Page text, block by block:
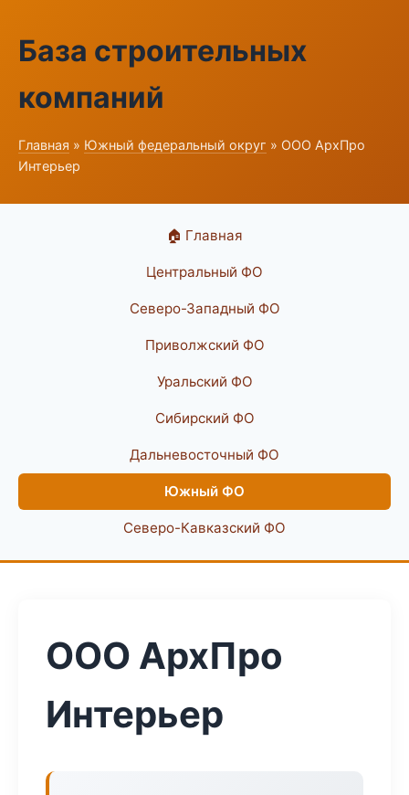
База строительных
компаний
Главная » Южный федеральный округ » ООО АрхПро
Интерьер
🏠 Главная
Центральный ФО
Северо-Западный ФО
Приволжский ФО
Уральский ФО
Сибирский ФО
Дальневосточный ФО
Южный ФО
Северо-Кавказский ФО
ООО АрхПро
Интерьер